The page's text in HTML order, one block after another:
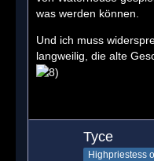
was werden können.
Und ich muss
langweilig, die alte
Tyce
Highpriestess